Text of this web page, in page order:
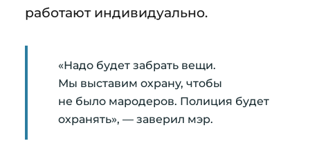
работают индивидуально.
«Надо будет забрать вещи.
Мы выставим охрану, чтобы
не было мародеров. Полиция будет
охранять», — заверил мэр.